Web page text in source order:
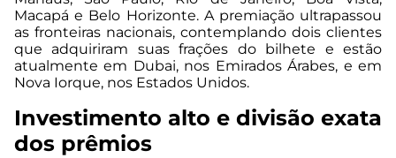
Macapá e Belo Horizonte. A premiação ultrapassou
as fronteiras nacionais, contemplando dois clientes
que adquiriram suas frações do bilhete e estão
atualmente em Dubai, nos Emirados Árabes, e em
Nova Iorque, nos Estados Unidos.
Investimento alto e divisão exata
dos prêmios